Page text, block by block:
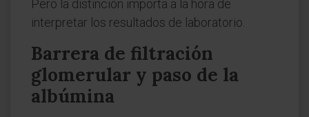
Pero la distinción importa a la hora de
interpretar los resultados de laboratorio.
Barrera de filtración
glomerular y paso de la
albúmina